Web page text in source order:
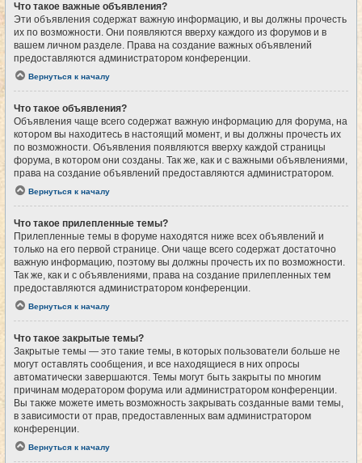
Что такое важные объявления?
Эти объявления содержат важную информацию, и вы должны прочесть
их по возможности. Они появляются вверху каждого из форумов и в
вашем личном разделе. Права на создание важных объявлений
предоставляются администратором конференции.
Вернуться к началу
Что такое объявления?
Объявления чаще всего содержат важную информацию для форума, на
котором вы находитесь в настоящий момент, и вы должны прочесть их
по возможности. Объявления появляются вверху каждой страницы
форума, в котором они созданы. Так же, как и с важными объявлениями,
права на создание объявлений предоставляются администратором.
Вернуться к началу
Что такое прилепленные темы?
Прилепленные темы в форуме находятся ниже всех объявлений и
только на его первой странице. Они чаще всего содержат достаточно
важную информацию, поэтому вы должны прочесть их по возможности.
Так же, как и с объявлениями, права на создание прилепленных тем
предоставляются администратором конференции.
Вернуться к началу
Что такое закрытые темы?
Закрытые темы — это такие темы, в которых пользователи больше не
могут оставлять сообщения, и все находящиеся в них опросы
автоматически завершаются. Темы могут быть закрыты по многим
причинам модератором форума или администратором конференции.
Вы также можете иметь возможность закрывать созданные вами темы,
в зависимости от прав, предоставленных вам администратором
конференции.
Вернуться к началу